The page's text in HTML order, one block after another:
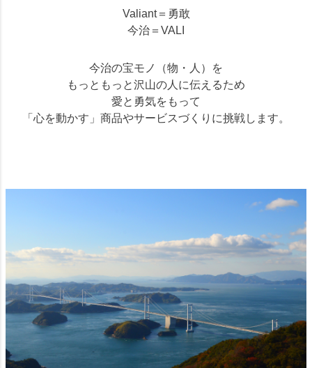
Valiant＝勇敢
今治＝VALI
今治の宝モノ（物・人）を
もっともっと沢山の人に伝えるため
愛と勇気をもって
「心を動かす」商品やサービスづくりに挑戦します。